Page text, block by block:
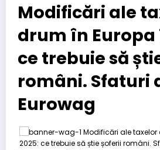
Modificări ale
drum în Europa
ce trebuie să
români. Sfaturi
Eurowag